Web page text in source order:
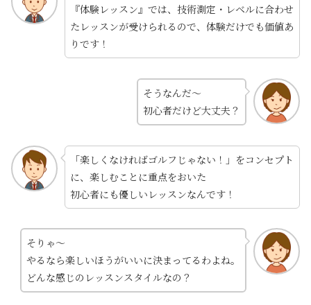
『体験レッスン』では、技術測定・レベルに合わせ
たレッスンが受けられるので、体験だけでも価値あ
りです！
そうなんだ～
初心者だけど大丈夫？
「楽しくなければゴルフじゃない！」をコンセプト
に、楽しむことに重点をおいた
初心者にも優しいレッスンなんです！
そりゃ～
やるなら楽しいほうがいいに決まってるわよね。
どんな感じのレッスンスタイルなの？